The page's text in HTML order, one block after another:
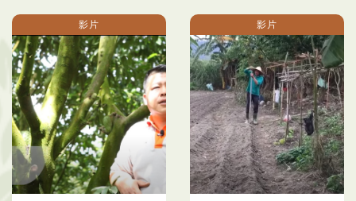
影片 影片